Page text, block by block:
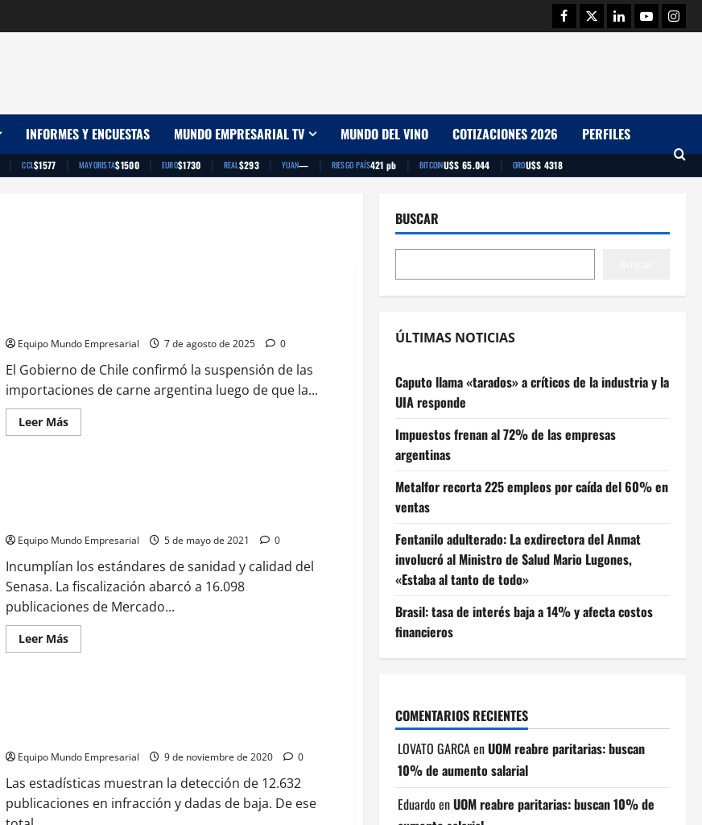
Facebook
TwitterLinkedinYoutube
INFORMES Y ENCUESTAS MUNDO EMPRESARIAL TV MUNDO DEL VINO COTIZACIONES 2026 PERFILES
| CCL$1577 | MAYORISTA$1500 | EURO$1730 | REAL$293 | YUAN— | RIESGO PAÍS421 pb | BITCOINU$S 65.044 | OROU$S 4318
Equipo Mundo Empresarial 7 de agosto de 2025 0
El Gobierno de Chile confirmó la suspensión de las
importaciones de carne argentina luego de que la...
Leer MásLeer
más
de
carne
Equipo Mundo Empresarial 5 de mayo de 2021 0
Incumplían los estándares de sanidad y calidad del
Senasa. La fiscalización abarcó a 16.098
publicaciones de Mercado...
Leer MásLeer
más
de
40.000
irregulares
Mercado
Equipo Mundo Empresarial 9 de noviembre de 2020 0
Las estadísticas muestran la detección de 12.632
publicaciones en infracción y dadas de baja. De ese
BUSCAR
ÚLTIMAS NOTICIAS
Caputo llama «tarados» a críticos de la industria y la
UIA responde
Impuestos frenan al 72% de las empresas
argentinas
Metalfor recorta 225 empleos por caída del 60% en
ventas
Fentanilo adulterado: La exdirectora del Anmat
involucró al Ministro de Salud Mario Lugones,
«Estaba al tanto de todo»
Brasil: tasa de interés baja a 14% y afecta costos
financieros
COMENTARIOS RECIENTES
LOVATO GARCAenUOM reabre paritarias: buscan
10% de aumento salarial
Eduardo enUOM reabre paritarias: buscan 10% de